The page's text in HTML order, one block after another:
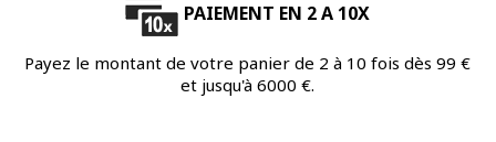
PAIEMENT EN 2 A 10X
Payez le montant de votre panier de 2 à 10 fois dès 99 €
et jusqu'à 6000 €.